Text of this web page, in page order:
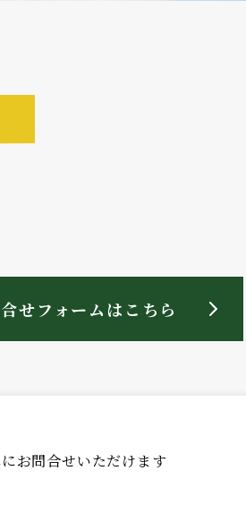
せフォームはこちら
お問合せいただけます